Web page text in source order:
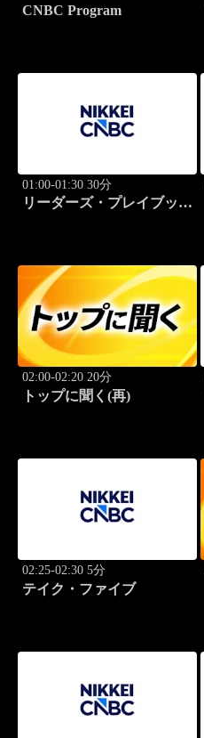
CNBC Program
01:00-01:30 30分
リーダーズ・プレイブック
02:00-02:20 20分
トップに聞く(再)
02:25-02:30 5分
テイク・ファイブ